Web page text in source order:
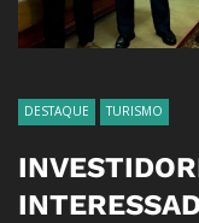
DESTAQUE TURISMO